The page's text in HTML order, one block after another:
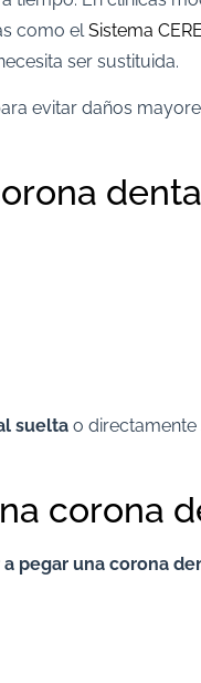
como elSistema
ser sustituida.
evitar daños
suelta o
corona
pegar una corona